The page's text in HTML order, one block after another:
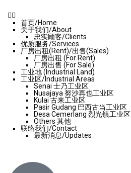
首页/Home
关于我们/About
忠实顾客/Clients
优质服务/Services
厂房出租(Rent)/出售(Sales)
厂房出租 (For Rent)
厂房出售 (For Sale)
工业地 (Industrial Land)
工业区/Industrial Areas
Senai 士乃工业区
Nusajaya 努沙再也工业区
Kulai 古来工业区
Pasir Gudang 巴西古当工业区
Desa Cemerlang 烈光镇工业区
Others 其他
联络我们/Contact
最新消息/Updates